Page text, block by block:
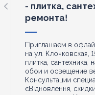
- плитка,
ремонта!
Приглашаем в
на ул. Клочковская,
плитка, сантехника,
обои и освещение
Консультации
єВідновлення,